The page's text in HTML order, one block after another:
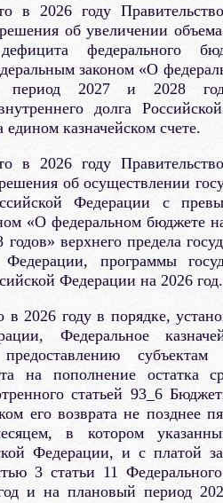
в 2026 году
об увеличении
федерального
законом «О
2027 и 2028
внутреннего долга
едином казначейском счете.
в 2026 году
об осуществлении
Федерации с
«О федеральном бюджете
верхнего предела
Федерации, программы
Федерации на 2026 год.
в 2026 году в порядке,
Федеральное
субъектам
на пополнение остатка
статьей 93_6
его возврата не позднее
в котором
Федерации, и с платой
3 статьи 11
и на плановый период